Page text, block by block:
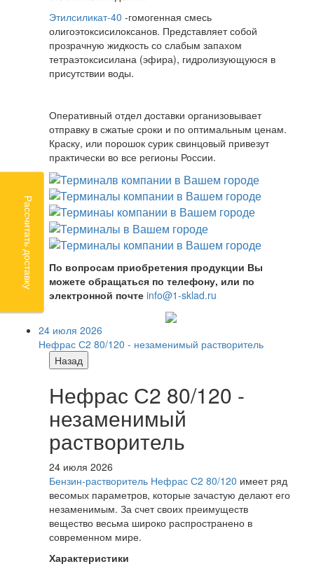
Этилсиликат-40 -гомогенная смесь
олигоэтоксисилоксанов. Представляет собой
прозрачную жидкость со слабым запахом
тетраэтоксисилана (эфира), гидролизующуюся в
присутствии воды.
Оперативный отдел доставки организовывает
отправку в сжатые сроки и по оптимальным ценам.
Краску, или порошок сурик свинцовый привезут
практически во все регионы России.
По вопросам приобретения продукции Вы
можете обращаться по телефону, или по
электронной почте info@1-sklad.ru
24 июля 2026
Нефрас С2 80/120 - незаменимый растворитель
Назад
Нефрас С2 80/120 -
незаменимый
растворитель
24 июля 2026
Бензин-растворитель Нефрас С2 80/120 имеет ряд
весомых параметров, которые зачастую делают его
незаменимым. За счет своих преимуществ
вещество весьма широко распространено в
современном мире.
Характеристики
Рассчитать доставку